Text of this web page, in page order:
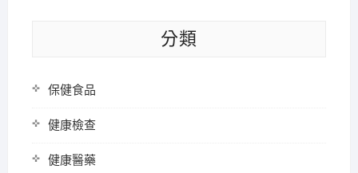
分類
保健食品
健康檢查
健康醫藥